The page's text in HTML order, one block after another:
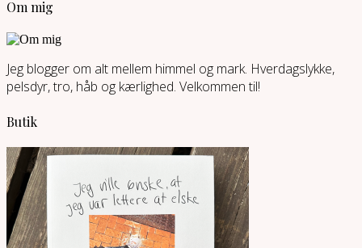
Om mig
Jeg blogger om alt mellem himmel og mark. Hverdagslykke,
pelsdyr, tro, håb og kærlighed. Velkommen til!
Butik